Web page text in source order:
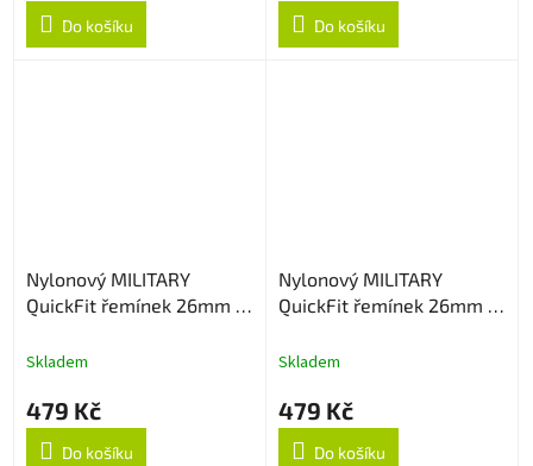
Do košíku Do košíku
Nylonový MILITARY
QuickFit řemínek 26mm -
Skladem
479 Kč
Do košíku
Nylonový MILITARY
QuickFit řemínek 26mm -
Skladem
479 Kč
Do košíku